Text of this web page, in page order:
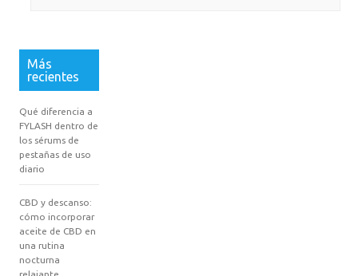
Más
recientes
Qué diferencia a
FYLASH dentro de
los sérums de
pestañas de uso
diario
CBD y descanso:
cómo incorporar
aceite de CBD en
una rutina
nocturna
relajante